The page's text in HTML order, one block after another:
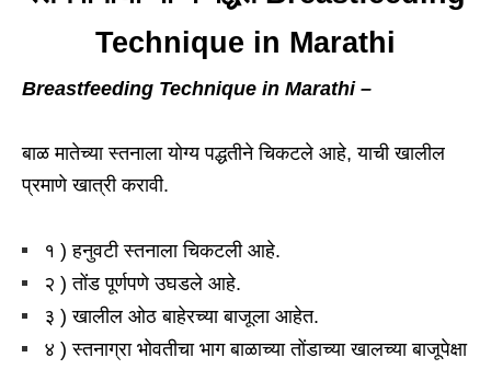
Technique in Marathi
Breastfeeding Technique in Marathi –
बाळ मातेच्या स्तनाला योग्य पद्धतीने चिकटले आहे, याची खालील
प्रमाणे खात्री करावी.
१ ) हनुवटी स्तनाला चिकटली आहे.
२ ) तोंड पूर्णपणे उघडले आहे.
३ ) खालील ओठ बाहेरच्या बाजूला आहेत.
४ ) स्तनाग्रा भोवतीचा भाग बाळाच्या तोंडाच्या खालच्या बाजूपेक्षा